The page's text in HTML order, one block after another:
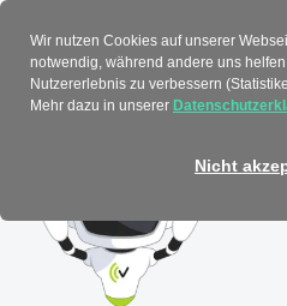
Wir nutzen Cookies auf unserer
notwendig, während andere uns
Nutzererlebnis zu verbessern
Mehr dazu in unserer
Nicht